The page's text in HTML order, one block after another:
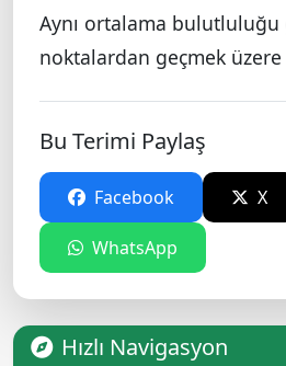
Aynı ortalama bulutluluğu
noktalardan geçmek
Bu Terimi Paylaş
Facebook X
WhatsApp
Hızlı Navigasyon